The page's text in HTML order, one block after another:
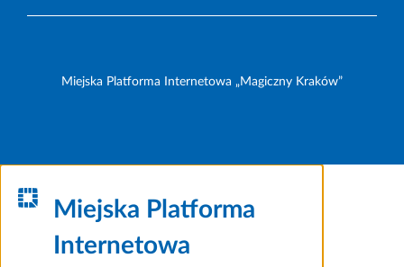
Miejska Platforma Internetowa „Magiczny Kraków”
Miejska Platforma
Internetowa